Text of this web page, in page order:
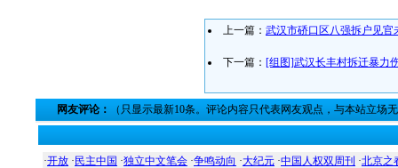
上一篇： 武汉市硚口区八强拆户见官
下一篇： [组图]武汉长丰村拆迁暴力
网友评论： （只显示最新10条。评论内容只代表网友观点，与本站立场
·开放 · 民主中国 ·独立中文笔会 ·争鸣动向 ·大纪元 ·中国人权双周刊 ·北京之